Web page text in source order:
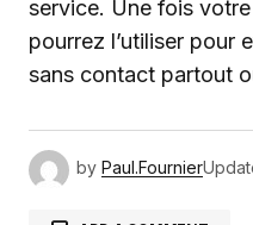
service. Une fois
pourrez l’utiliser pour
sans contact partout
by Paul.Fournier